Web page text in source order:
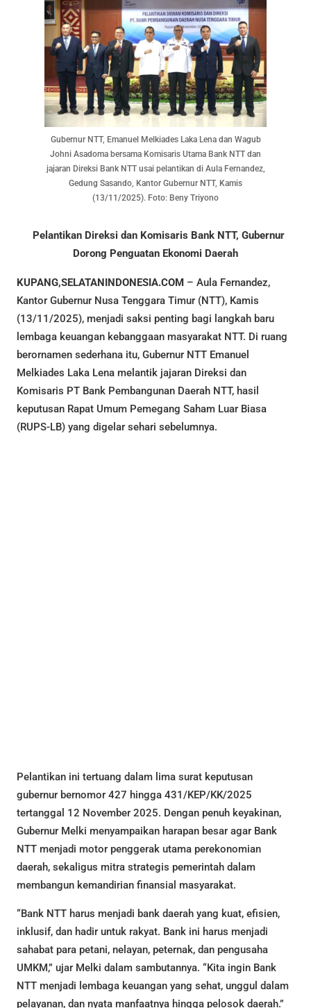
Gubernur NTT, Emanuel Melkiades Laka Lena dan Wagub
Johni Asadoma bersama Komisaris Utama Bank NTT dan
jajaran Direksi Bank NTT usai pelantikan di Aula Fernandez,
Gedung Sasando, Kantor Gubernur NTT, Kamis
(13/11/2025). Foto: Beny Triyono
Pelantikan Direksi dan Komisaris Bank NTT, Gubernur
Dorong Penguatan Ekonomi Daerah
KUPANG,SELATANINDONESIA.COM – Aula Fernandez,
Kantor Gubernur Nusa Tenggara Timur (NTT), Kamis
(13/11/2025), menjadi saksi penting bagi langkah baru
lembaga keuangan kebanggaan masyarakat NTT. Di ruang
berornamen sederhana itu, Gubernur NTT Emanuel
Melkiades Laka Lena melantik jajaran Direksi dan
Komisaris PT Bank Pembangunan Daerah NTT, hasil
keputusan Rapat Umum Pemegang Saham Luar Biasa
(RUPS-LB) yang digelar sehari sebelumnya.
Pelantikan ini tertuang dalam lima surat keputusan
gubernur bernomor 427 hingga 431/KEP/KK/2025
tertanggal 12 November 2025. Dengan penuh keyakinan,
Gubernur Melki menyampaikan harapan besar agar Bank
NTT menjadi motor penggerak utama perekonomian
daerah, sekaligus mitra strategis pemerintah dalam
membangun kemandirian finansial masyarakat.
“Bank NTT harus menjadi bank daerah yang kuat, efisien,
inklusif, dan hadir untuk rakyat. Bank ini harus menjadi
sahabat para petani, nelayan, peternak, dan pengusaha
UMKM,” ujar Melki dalam sambutannya. “Kita ingin Bank
NTT menjadi lembaga keuangan yang sehat, unggul dalam
pelayanan, dan nyata manfaatnya hingga pelosok daerah.”